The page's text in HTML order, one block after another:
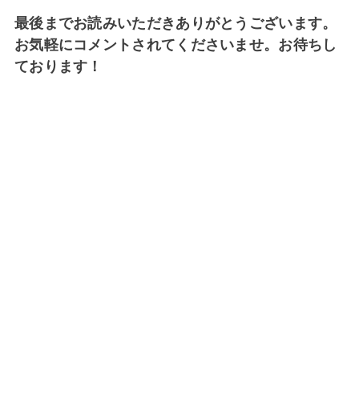
最後までお読みいただきありがとうございます。
お気軽にコメントされてくださいませ。お待ちし
ております！